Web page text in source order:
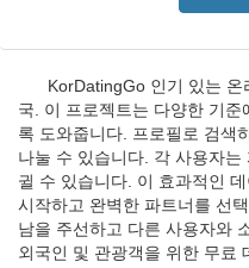
KorDatingGo 인기 있는
국. 이 프로젝트는 다양한 기
록 도와줍니다. 프로필로 검색
나눌 수 있습니다. 각 사용자
귈 수 있습니다. 이 효과적인
시작하고 완벽한 파트너를 선
남을 주선하고 다른 사용자와
외국인 및 관광객을 위한 무료